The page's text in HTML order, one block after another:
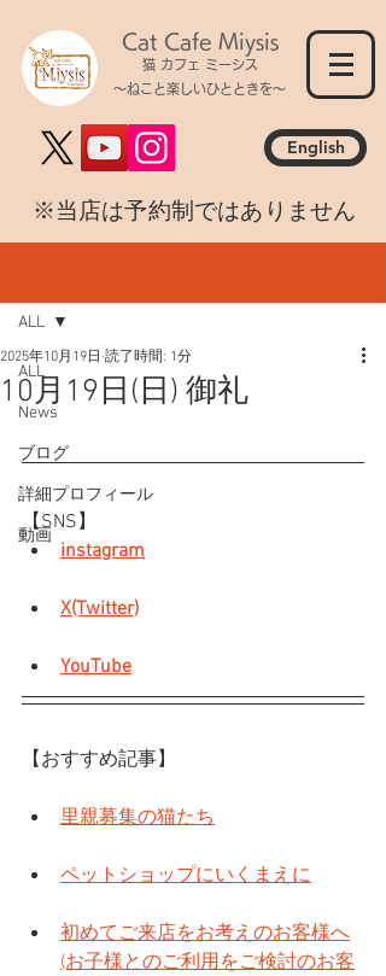
Cat Cafe Miysis
猫 カフェ ミーシス
～ねこと楽しいひとときを～
English
​※当店は予約制ではありません
ALL
News
ブログ
詳細プロフィール
動画
ALL
10月19日(日) 御礼
2025年10月19日 読了時間: 1分
【SNS】
instagram
X(Twitter)
YouTube
【おすすめ記事】
里親募集の猫たち
ペットショップにいくまえに
初めてご来店をお考えのお客様へ
(お子様とのご利用をご検討のお客